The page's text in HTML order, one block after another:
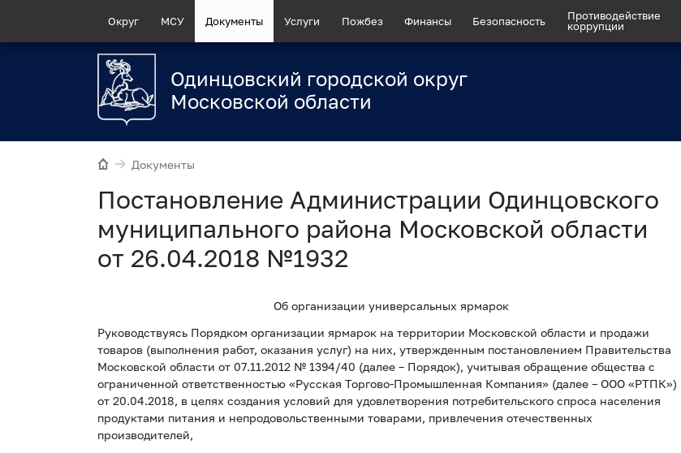
Округ МСУ Документы Услуги Пожбез Финансы Безопасность
Противодействие
коррупции
Одинцовский городской округ
Московской области
Документы
Постановление Администрации Одинцовского
муниципального района Московской области
от 26.04.2018 №1932
Об организации универсальных ярмарок
Руководствуясь Порядком организации ярмарок на территории Московской области и продажи
товаров (выполнения работ, оказания услуг) на них, утвержденным постановлением Правительства
Московской области от 07.11.2012 № 1394/40 (далее – Порядок), учитывая обращение общества с
ограниченной ответственностью «Русская Торгово-Промышленная Компания» (далее – ООО «РТПК»)
от 20.04.2018, в целях создания условий для удовлетворения потребительского спроса населения
продуктами питания и непродовольственными товарами, привлечения отечественных
производителей,